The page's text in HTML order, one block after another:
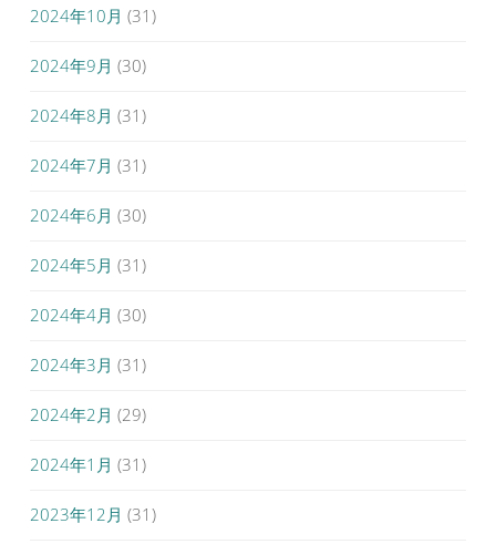
2024年10月 (31)
2024年9月 (30)
2024年8月 (31)
2024年7月 (31)
2024年6月 (30)
2024年5月 (31)
2024年4月 (30)
2024年3月 (31)
2024年2月 (29)
2024年1月 (31)
2023年12月 (31)